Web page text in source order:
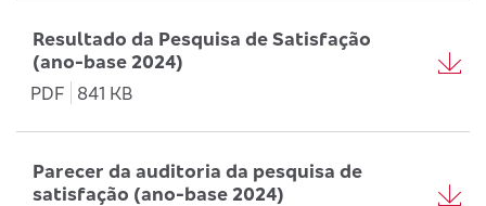
Resultado da Pesquisa de Satisfação
(ano-base 2024)
PDF
841 KB
Parecer da auditoria da pesquisa de
satisfação (ano-base 2024)